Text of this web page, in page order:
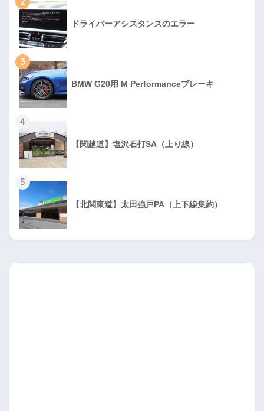
ドライバーアシスタンスのエラー
3
BMW G20用 M Performanceブレーキ
4
【関越道】塩沢石打SA（上り線）
5
【北関東道】太田強戸PA（上下線集約）